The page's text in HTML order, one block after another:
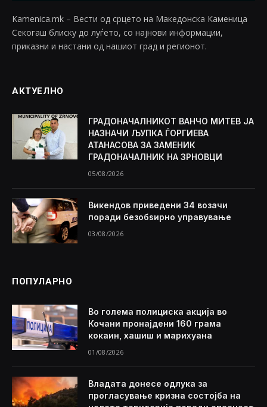
Kamenica.mk – Вести од срцето на Македонска Каменица
Секогаш блиску до луѓето, со најнови информации,
приказни и настани од нашиот град и регионот.
АКТУЕЛНО
ГРАДОНАЧАЛНИКОТ ВАНЧО МИТЕВ ЈА
НАЗНАЧИ ЉУПКА ЃОРГИЕВА
АТАНАСОВА ЗА ЗАМЕНИК
ГРАДОНАЧАЛНИК НА ЗРНОВЦИ
05/08/2026
Викендов приведени 34 возачи
поради безобѕирно управување
03/08/2026
ПОПУЛАРНО
Во голема полициска акција во
Кочани пронајдени 160 грама
кокаин, хашиш и марихуана
01/08/2026
Владата донесе одлука за
прогласување кризна состојба на